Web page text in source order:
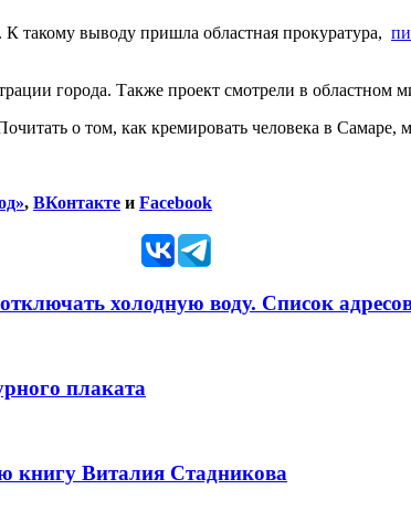
такому выводу пришла областная прокуратура,
города. Также проект смотрели в областном
о том, как кремировать человека в Самаре,
, ВКонтакте и Facebook
холодную воду. Список
плаката
книгу Виталия Стадникова